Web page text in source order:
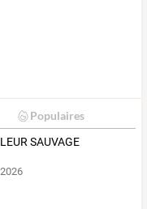
Populaires
SAUVAGE